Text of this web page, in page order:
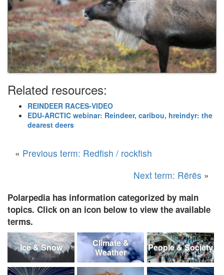
Related resources:
REINDEER RACES-VIDEO
EDU-ARCTIC webinar: Reindeer, caribou, hreindyr: the
dearest deers
« Previous term: Redfish / rockfish
Next term: Rërës »
Polarpedia has information categorized by main
topics. Click on an icon below to view the available
terms.
Ice & Snow
Climate &
Weather
People & Society